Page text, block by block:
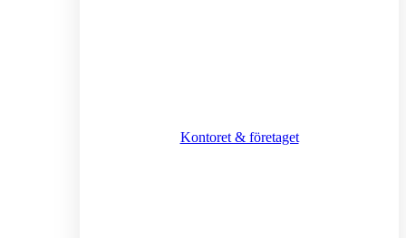
Kontoret & företaget